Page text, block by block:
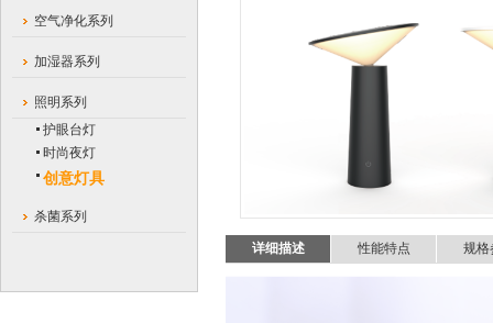
空气净化系列
加湿器系列
照明系列
护眼台灯
时尚夜灯
创意灯具
杀菌系列
详细描述 性能特点 规格